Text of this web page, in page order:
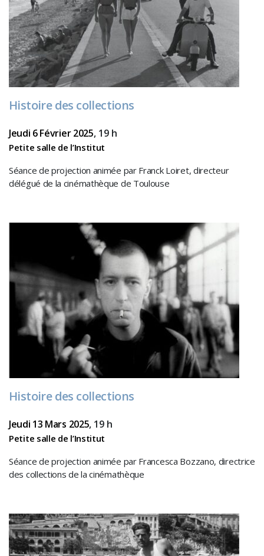
Histoire des collections
Jeudi 6 Février 2025, 19 h
Petite salle de l’Institut
Séance de projection animée par Franck Loiret, directeur
délégué de la cinémathèque de Toulouse
Histoire des collections
Jeudi 13 Mars 2025, 19 h
Petite salle de l’Institut
Séance de projection animée par Francesca Bozzano, directrice
des collections de la cinémathèque